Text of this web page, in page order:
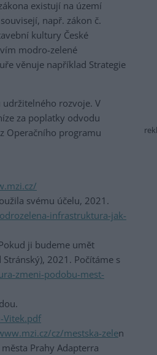
existují na území
např. zákon č.
kultury České
modro-zelené
věnuje například Strategie
rozvoje. V
za poplatky odvodu
Operačního programu
svému účelu, 2021.
infrastruktura-jak-
ji budeme umět
2021. Počítáme s
zmeni-podobu-mest-
cz/mestska-zelen
Prahy Adapterra